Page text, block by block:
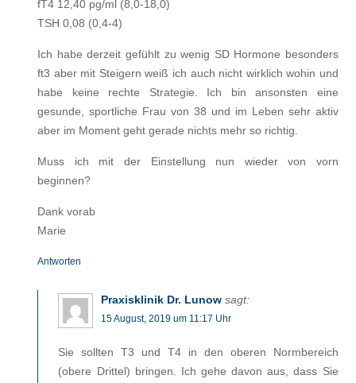
fT4 12,40 pg/ml (8,0-18,0)
TSH 0,08 (0,4-4)
Ich habe derzeit gefühlt zu wenig SD Hormone besonders
ft3 aber mit Steigern weiß ich auch nicht wirklich wohin und
habe keine rechte Strategie. Ich bin ansonsten eine
gesunde, sportliche Frau von 38 und im Leben sehr aktiv
aber im Moment geht gerade nichts mehr so richtig.
Muss ich mit der Einstellung nun wieder von vorn
beginnen?
Dank vorab
Marie
Antworten
Praxisklinik Dr. Lunow sagt:
15 August, 2019 um 11:17 Uhr
Sie sollten T3 und T4 in den oberen Normbereich
(obere Drittel) bringen. Ich gehe davon aus, dass Sie